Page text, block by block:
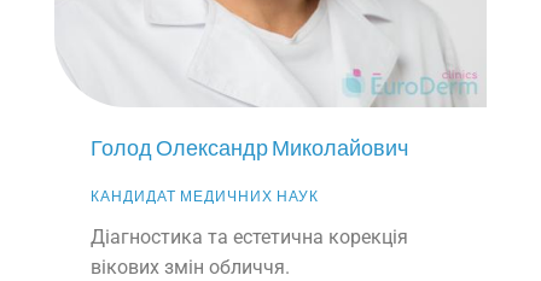
Голод Олександр Миколайович
КАНДИДАТ МЕДИЧНИХ НАУК
Діагностика та естетична корекція
вікових змін обличчя.